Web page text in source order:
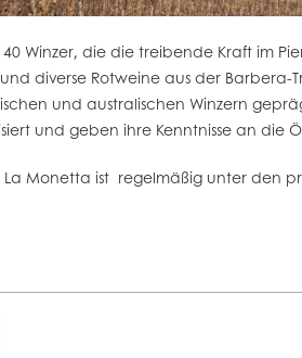
Winzer, die die treibende Kraft im
diverse Rotweine aus der
und australischen Winzern
und geben ihre Kenntnisse an die
Monetta ist regelmäßig unter den